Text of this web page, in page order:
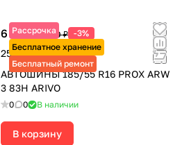
Рассрочка
Бесплатное хранение
Бесплатный ремонт
6 295 ₽6 490 ₽ -3%
25 180 ₽ за 4 шт.
АВТОШИНЫ 185/55 R16 PROX ARW
3 83H ARIVO
0 0 В наличии
В корзину